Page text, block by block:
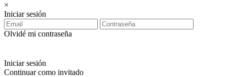
×
Iniciar sesión
Olvidé mi contraseña
Iniciar sesión
Continuar como invitado